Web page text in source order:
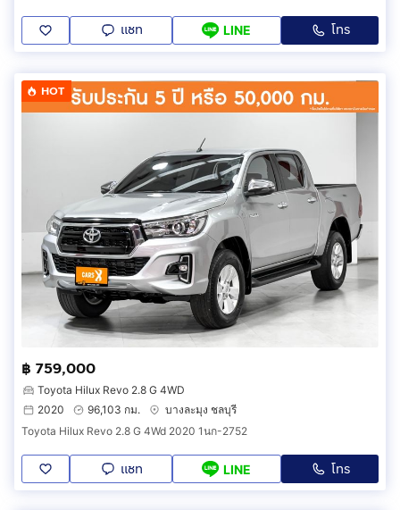
แชท LINE โทร
HOT
฿ 759,000
Toyota Hilux Revo 2.8 G 4WD
2020
96,103 กม.
บางละมุง ชลบุรี
Toyota Hilux Revo 2.8 G 4Wd 2020 1นก-2752
แชท LINE โทร